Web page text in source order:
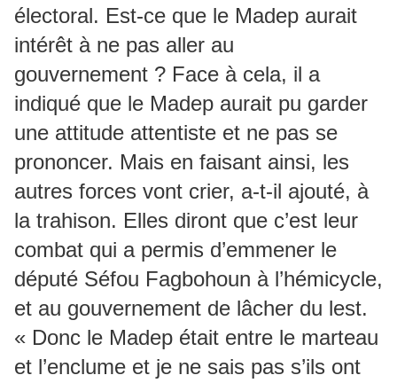
électoral. Est-ce que le Madep aurait
intérêt à ne pas aller au
gouvernement ? Face à cela, il a
indiqué que le Madep aurait pu garder
une attitude attentiste et ne pas se
prononcer. Mais en faisant ainsi, les
autres forces vont crier, a-t-il ajouté, à
la trahison. Elles diront que c’est leur
combat qui a permis d’emmener le
député Séfou Fagbohoun à l’hémicycle,
et au gouvernement de lâcher du lest.
« Donc le Madep était entre le marteau
et l’enclume et je ne sais pas s’ils ont